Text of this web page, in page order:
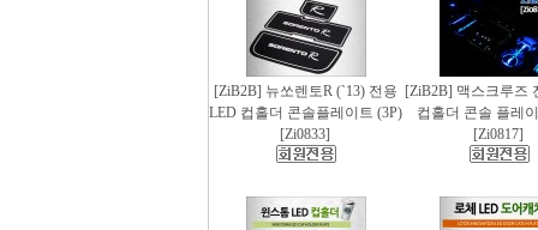
[ZiB2B] 뉴쏘렌토R (`13) 전용
LED 컵홀더 콘솔플레이트 (3P)
[Zi0833]
[ZiB2B] 맥스크루즈
컵홀더 콘솔 플레
[Zi0817]